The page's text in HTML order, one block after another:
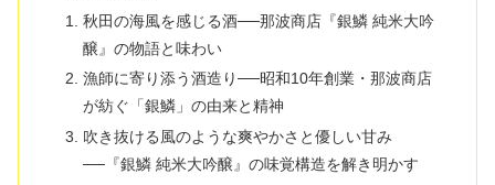
秋田の海風を感じる酒──那波商店『銀鱗 純米大吟
醸』の物語と味わい
漁師に寄り添う酒造り──昭和10年創業・那波商店
が紡ぐ「銀鱗」の由来と精神
吹き抜ける風のような爽やかさと優しい甘み
──『銀鱗 純米大吟醸』の味覚構造を解き明かす